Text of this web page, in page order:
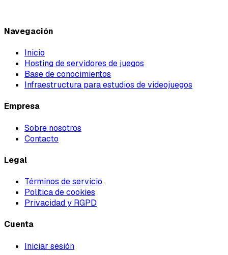
Navegación
Inicio
Hosting de servidores de juegos
Base de conocimientos
Infraestructura para estudios de videojuegos
Empresa
Sobre nosotros
Contacto
Legal
Términos de servicio
Política de cookies
Privacidad y RGPD
Cuenta
Iniciar sesión